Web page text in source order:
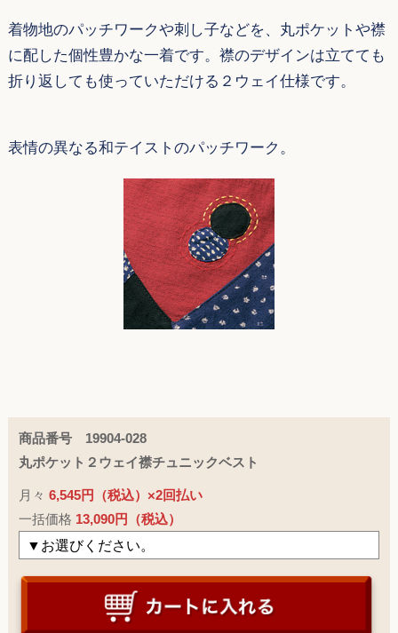
着物地のパッチワークや刺し子などを、丸ポケットや襟
に配した個性豊かな一着です。襟のデザインは立てても
折り返しても使っていただける２ウェイ仕様です。
表情の異なる和テイストのパッチワーク。
商品番号 19904-028
丸ポケット２ウェイ襟チュニックベスト
月々 6,545円（税込）×2回払い
一括価格 13,090円（税込）